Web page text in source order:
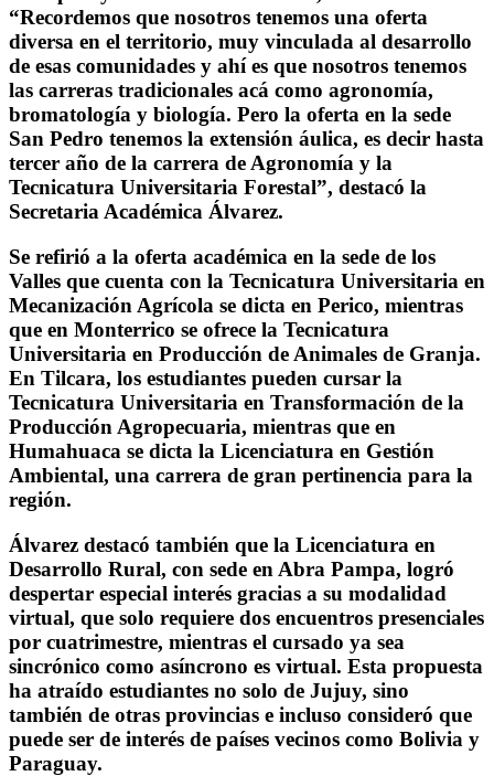
“Recordemos que nosotros tenemos una oferta
diversa en el territorio, muy vinculada al desarrollo
de esas comunidades y ahí es que nosotros tenemos
las carreras tradicionales acá como agronomía,
bromatología y biología. Pero la oferta en la sede
San Pedro tenemos la extensión áulica, es decir hasta
tercer año de la carrera de Agronomía y la
Tecnicatura Universitaria Forestal”, destacó la
Secretaria Académica Álvarez.
Se refirió a la oferta académica en la sede de los
Valles que cuenta con la Tecnicatura Universitaria en
Mecanización Agrícola se dicta en Perico, mientras
que en Monterrico se ofrece la Tecnicatura
Universitaria en Producción de Animales de Granja.
En Tilcara, los estudiantes pueden cursar la
Tecnicatura Universitaria en Transformación de la
Producción Agropecuaria, mientras que en
Humahuaca se dicta la Licenciatura en Gestión
Ambiental, una carrera de gran pertinencia para la
región.
Álvarez destacó también que la Licenciatura en
Desarrollo Rural, con sede en Abra Pampa, logró
despertar especial interés gracias a su modalidad
virtual, que solo requiere dos encuentros presenciales
por cuatrimestre, mientras el cursado ya sea
sincrónico como asíncrono es virtual. Esta propuesta
ha atraído estudiantes no solo de Jujuy, sino
también de otras provincias e incluso consideró que
puede ser de interés de países vecinos como Bolivia y
Paraguay.